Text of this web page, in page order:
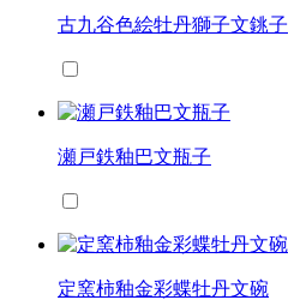
古九谷色絵牡丹獅子文銚子
瀬戸鉄釉巴文瓶子
定窯柿釉金彩蝶牡丹文碗